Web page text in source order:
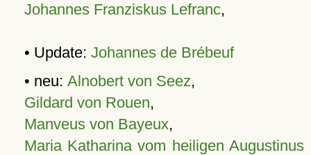
Johannes Franziskus Lefranc,
• Update: Johannes de Brébeuf
• neu: Alnobert von Seez,
Gildard von Rouen,
Manveus von Bayeux,
Maria Katharina vom heiligen Augustinus